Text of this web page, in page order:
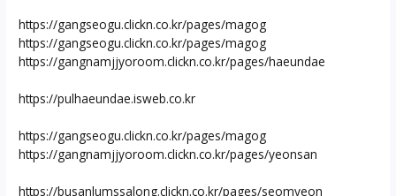
https://gangseogu.clickn.co.kr/pages/magog
https://gangseogu.clickn.co.kr/pages/magog
https://gangnamjjyoroom.clickn.co.kr/pages/haeundae
https://pulhaeundae.isweb.co.kr
https://gangseogu.clickn.co.kr/pages/magog
https://gangnamjjyoroom.clickn.co.kr/pages/yeonsan
https://busanlumssalong.clickn.co.kr/pages/seomyeon